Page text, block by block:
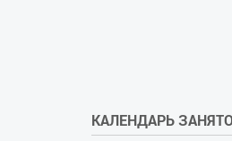
КАЛЕНДАРЬ